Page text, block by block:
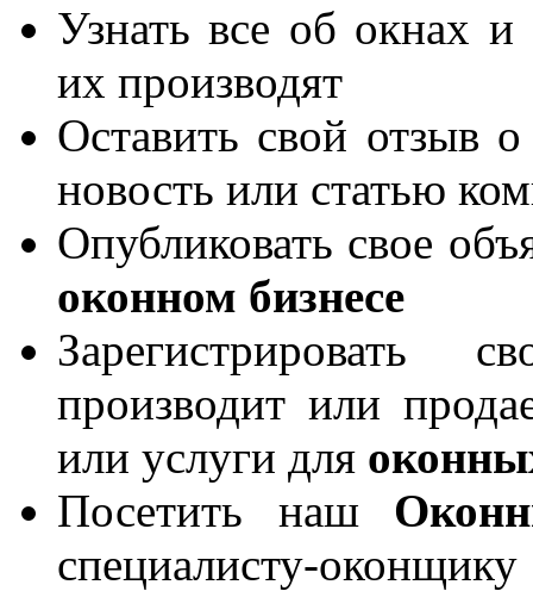
Узнать все об окнах и
их производят
Оставить свой отзыв
новость или статью
Опубликовать свое
оконном бизнесе
производит или
или услуги для
Посетить наш
специалисту-оконщику